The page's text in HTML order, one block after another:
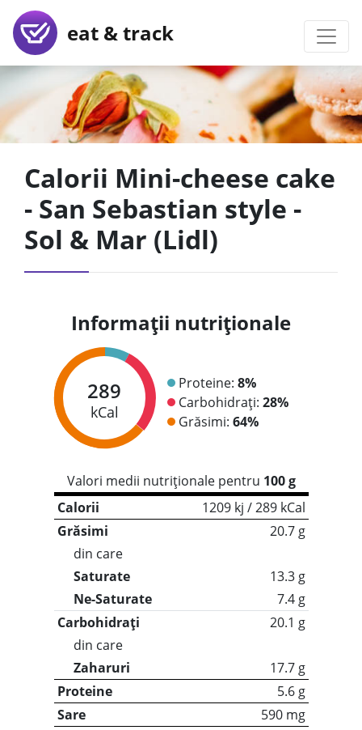
eat & track
Calorii Mini-cheese cake
- San Sebastian style -
Sol & Mar (Lidl)
Informații nutriționale
289
kCal
Proteine: 8%
Carbohidrați: 28%
Grăsimi: 64%
Valori medii nutriționale pentru 100 g
Calorii
1209 kj / 289 kCal
Grăsimi
20.7 g
din care
Saturate
13.3 g
Ne-Saturate
7.4 g
Carbohidrați
20.1 g
din care
Zaharuri
17.7 g
Proteine
5.6 g
Sare
590 mg